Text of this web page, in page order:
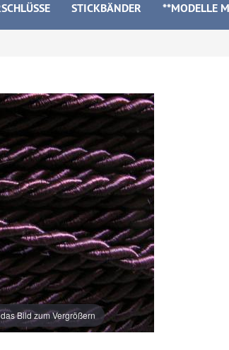
STICKBÄNDER **MODELLE
Bild zum Vergrößern